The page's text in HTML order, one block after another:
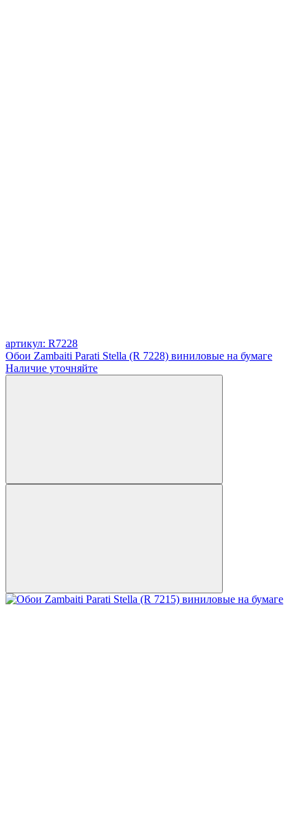
артикул: R7228
Обои Zambaiti Parati Stella (R 7228) виниловые на бумаге
Наличие уточняйте